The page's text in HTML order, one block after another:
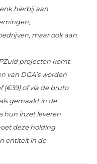
hierbij aan
maar ook aan
projecten komt
van DGA’s worden
(€39) of via de bruto
gemaakt in de
hun inzet leveren
deze holding
entiteit in de